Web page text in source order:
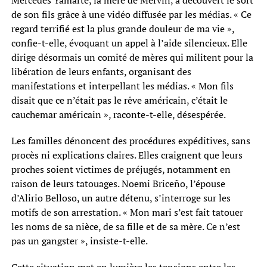
de son fils grâce à une vidéo diffusée par les médias. « Ce
regard terrifié est la plus grande douleur de ma vie »,
confie-t-elle, évoquant un appel à l’aide silencieux. Elle
dirige désormais un comité de mères qui militent pour la
libération de leurs enfants, organisant des
manifestations et interpellant les médias. « Mon fils
disait que ce n’était pas le rêve américain, c’était le
cauchemar américain », raconte-t-elle, désespérée.
Les familles dénoncent des procédures expéditives, sans
procès ni explications claires. Elles craignent que leurs
proches soient victimes de préjugés, notamment en
raison de leurs tatouages. Noemi Briceño, l’épouse
d’Alirio Belloso, un autre détenu, s’interroge sur les
motifs de son arrestation. « Mon mari s’est fait tatouer
les noms de sa nièce, de sa fille et de sa mère. Ce n’est
pas un gangster », insiste-t-elle.